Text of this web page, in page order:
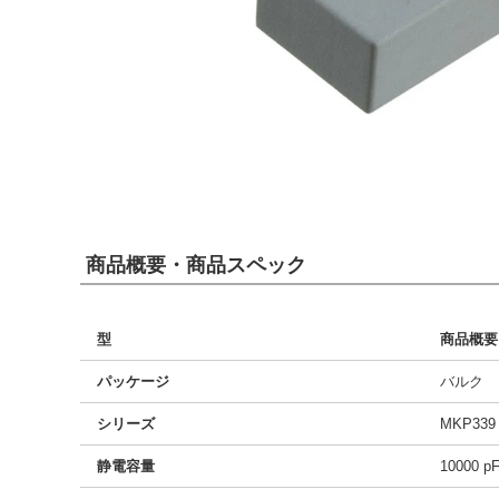
商品概要・商品スペック
型 商品概要
パッケージ バルク
シリーズ MKP339
静電容量 10000 pF